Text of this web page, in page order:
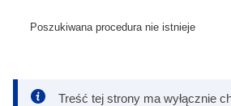
Poszukiwana procedura nie istnieje
Treść tej strony ma wyłącznie